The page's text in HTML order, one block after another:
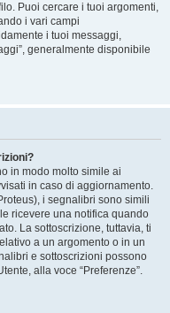
Puoi cercare i tuoi argomenti,
i vari campi
i tuoi messaggi,
generalmente disponibile
in modo molto simile ai
in caso di aggiornamento.
i segnalibri sono simili
ricevere una notifica quando
La sottoscrizione, tuttavia, ti
a un argomento o in un
e sottoscrizioni possono
alla voce “Preferenze”.